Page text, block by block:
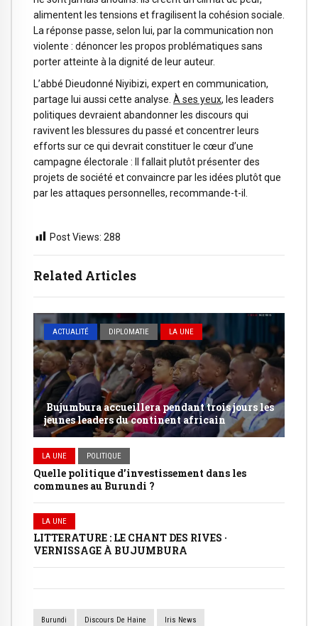
Related Articles
ACTUALITÉ DIPLOMATIE LA UNE
Bujumbura accueillera pendant trois jours les
jeunes leaders du continent africain
LA UNE POLITIQUE
Quelle politique d’investissement dans les
communes au Burundi ?
LA UNE
LITTERATURE : LE CHANT DES RIVES ·
VERNISSAGE À BUJUMBURA
alimentent les tensions et fragilisent la cohésion sociale.
La réponse passe, selon lui, par la communication non
violente : dénoncer les propos problématiques sans
porter atteinte à la dignité de leur auteur.
L’abbé Dieudonné Niyibizi, expert en communication,
partage lui aussi cette analyse. À ses yeux, les leaders
politiques devraient abandonner les discours qui
ravivent les blessures du passé et concentrer leurs
efforts sur ce qui devrait constituer le cœur d’une
campagne électorale : Il fallait plutôt présenter des
projets de société et convaincre par les idées plutôt que
par les attaques personnelles, recommande-t-il.
Post Views: 288
Burundi Discours De Haine Iris News